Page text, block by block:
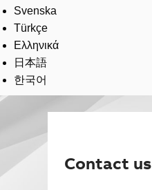
Svenska
Türkçe
Ελληνικά
日本語
한국어
Contact us